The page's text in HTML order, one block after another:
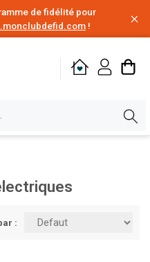
de fidélité pour
!
: